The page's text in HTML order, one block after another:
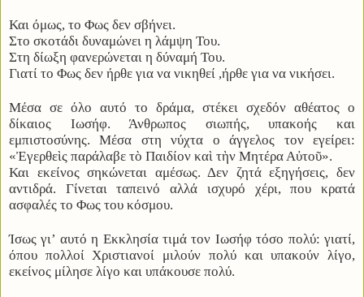
Και όμως, το Φως δεν σβήνει.
Στο σκοτάδι δυναμώνει η λάμψη Του.
Στη δίωξη φανερώνεται η δύναμή Του.
Γιατί το Φως δεν ήρθε για να νικηθεί ,ήρθε για να νικήσει.
Μέσα σε όλο αυτό το δράμα, στέκει σχεδόν αθέατος ο
δίκαιος Ιωσήφ. Άνθρωπος σιωπής, υπακοής και
εμπιστοσύνης. Μέσα στη νύχτα ο άγγελος τον εγείρει:
«Ἐγερθεὶς παράλαβε τὸ Παιδίον καὶ τὴν Μητέρα Αὐτοῦ».
Και εκείνος σηκώνεται αμέσως. Δεν ζητά εξηγήσεις, δεν
αντιδρά. Γίνεται ταπεινό αλλά ισχυρό χέρι, που κρατά
ασφαλές το Φως του κόσμου.
Ίσως γι’ αυτό η Εκκλησία τιμά τον Ιωσήφ τόσο πολύ: γιατί,
όπου πολλοί Χριστιανοί μιλούν πολύ και υπακούν λίγο,
εκείνος μίλησε λίγο και υπάκουσε πολύ.